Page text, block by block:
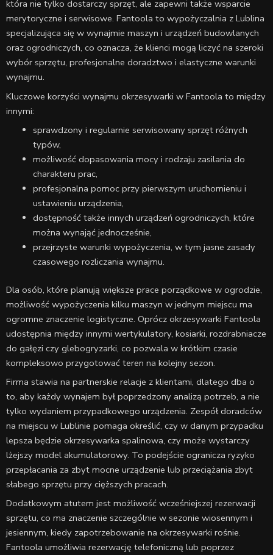
która nie tylko dostarczy sprzęt, ale zapewni także wsparcie
merytoryczne i serwisowe. Fantoola to wypożyczalnia z Lublina
specjalizująca się w wynajmie maszyn i urządzeń budowlanych
oraz ogrodniczych, co oznacza, że klienci mogą liczyć na szeroki
wybór sprzętu, profesjonalne doradztwo i elastyczne warunki
wynajmu.
Kluczowe korzyści wynajmu okrzesywarki w Fantoola to między
innymi:
sprawdzony i regularnie serwisowany sprzęt różnych
typów,
możliwość dopasowania mocy i rodzaju zasilania do
charakteru prac,
profesjonalna pomoc przy pierwszym uruchomieniu i
ustawieniu urządzenia,
dostępność także innych urządzeń ogrodniczych, które
można wynająć jednocześnie,
przejrzyste warunki wypożyczenia, w tym jasne zasady
czasowego rozliczania wynajmu.
Dla osób, które planują większe prace porządkowe w ogrodzie,
możliwość wypożyczenia kilku maszyn w jednym miejscu ma
ogromne znaczenie logistyczne. Oprócz okrzesywarki Fantoola
udostępnia między innymi wertykulatory, kosiarki, rozdrabniacze
do gałęzi czy glebogryzarki, co pozwala w krótkim czasie
kompleksowo przygotować teren na kolejny sezon.
Firma stawia na partnerskie relacje z klientami, dlatego dba o
to, aby każdy wynajem był poprzedzony analizą potrzeb, a nie
tylko wydaniem przypadkowego urządzenia. Zespół doradców
na miejscu w Lublinie pomaga określić, czy w danym przypadku
lepsza będzie okrzesywarka spalinowa, czy może wystarczy
lżejszy model akumulatorowy. To podejście ogranicza ryzyko
przepłacania za zbyt mocne urządzenie lub przeciążania zbyt
słabego sprzętu przy cięższych pracach.
Dodatkowym atutem jest możliwość wcześniejszej rezerwacji
sprzętu, co ma znaczenie szczególnie w sezonie wiosennym i
jesiennym, kiedy zapotrzebowanie na okrzesywarki rośnie.
Fantoola umożliwia rezerwację telefoniczną lub poprzez